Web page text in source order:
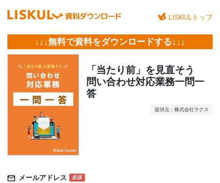
LISKULトップ
↓↓↓無料で資料をダウンロードする↓↓↓
「当たり前」を見直そう
問い合わせ対応業務一問一
答
提供元：株式会社ラクス
メールアドレス 必須